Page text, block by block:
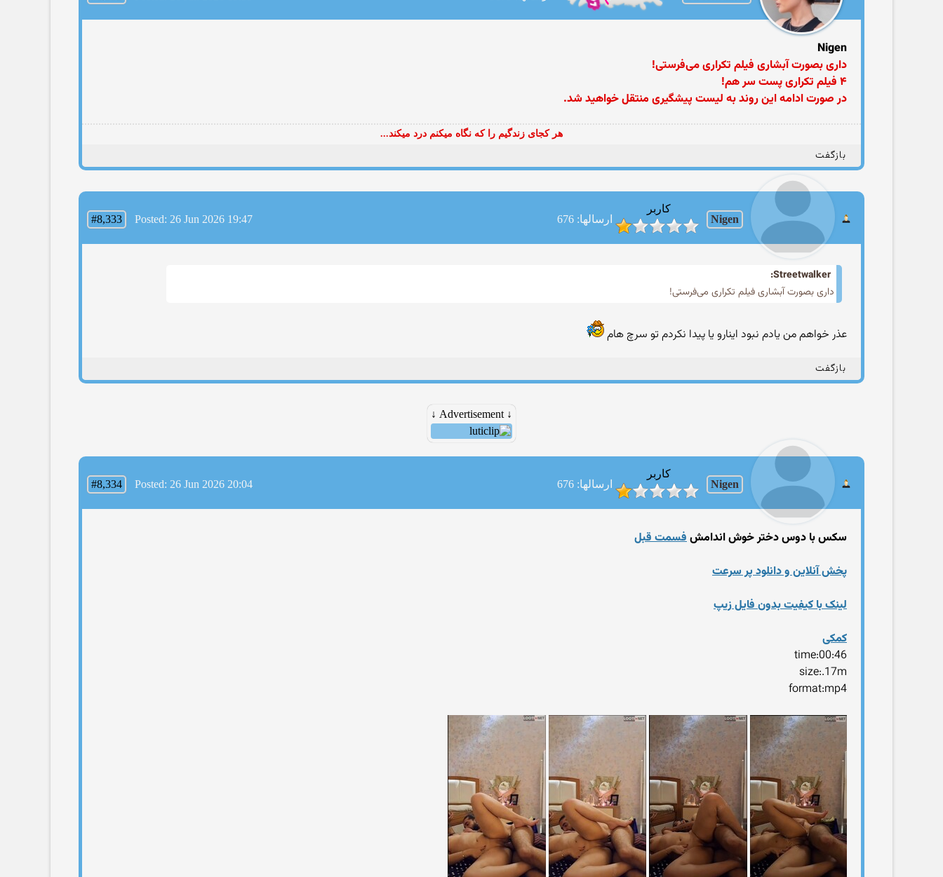
Nigen
داری بصورت آبشاری فیلم تکراری می‌فرستی!
۴ فیلم تکراری پست سر هم!
در صورت ادامه این روند به لیست پیشگیری منتقل خواهید شد.
هر کجای زندگیم را که نگاه میکنم درد میکند...
بازگفت
Nigen
کاربر
ارسالها: 676
#8,333 Posted: 26 Jun 2026 19:47
Streetwalker:
داری بصورت آبشاری فیلم تکراری می‌فرستی!
عذر خواهم من یادم نبود اینارو یا پیدا نکردم تو سرچ هام
بازگفت
↓ Advertisement ↓
Nigen
کاربر
ارسالها: 676
#8,334 Posted: 26 Jun 2026 20:04
سکس با دوس دختر خوش اندامشفسمت قبل
پخش آنلاین و دانلود پر سرعت
لینک با کیفیت بدون فایل زیپ
کمکی
time:00:46
size:.17m
format:mp4